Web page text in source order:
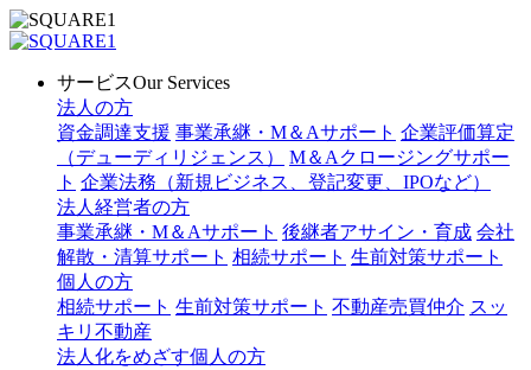
サービスOur Services
法人の方
資金調達支援 事業承継・M＆Aサポート 企業評価算定
（デューディリジェンス）
M＆Aクロージングサポー
ト 企業法務（新規ビジネス、登記変更、IPOなど）
法人経営者の方
事業承継・M＆Aサポート 後継者アサイン・育成 会社
解散・清算サポート 相続サポート 生前対策サポート
個人の方
相続サポート 生前対策サポート 不動産売買仲介 スッ
キリ不動産
法人化をめざす個人の方